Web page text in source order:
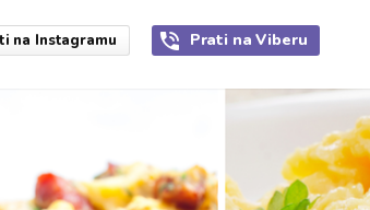
na Instagramu Prati na Viberu